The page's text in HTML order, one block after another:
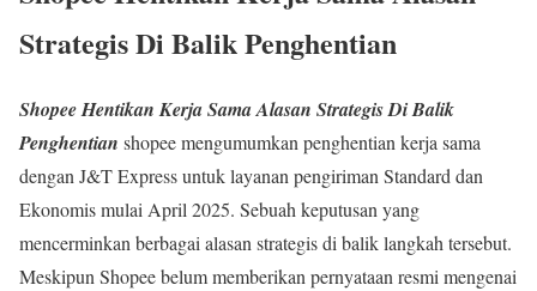
Strategis Di Balik Penghentian
Shopee Hentikan Kerja Sama Alasan Strategis Di Balik
Penghentian shopee mengumumkan penghentian kerja sama
dengan J&T Express untuk layanan pengiriman Standard dan
Ekonomis mulai April 2025. Sebuah keputusan yang
mencerminkan berbagai alasan strategis di balik langkah tersebut.
Meskipun Shopee belum memberikan pernyataan resmi mengenai